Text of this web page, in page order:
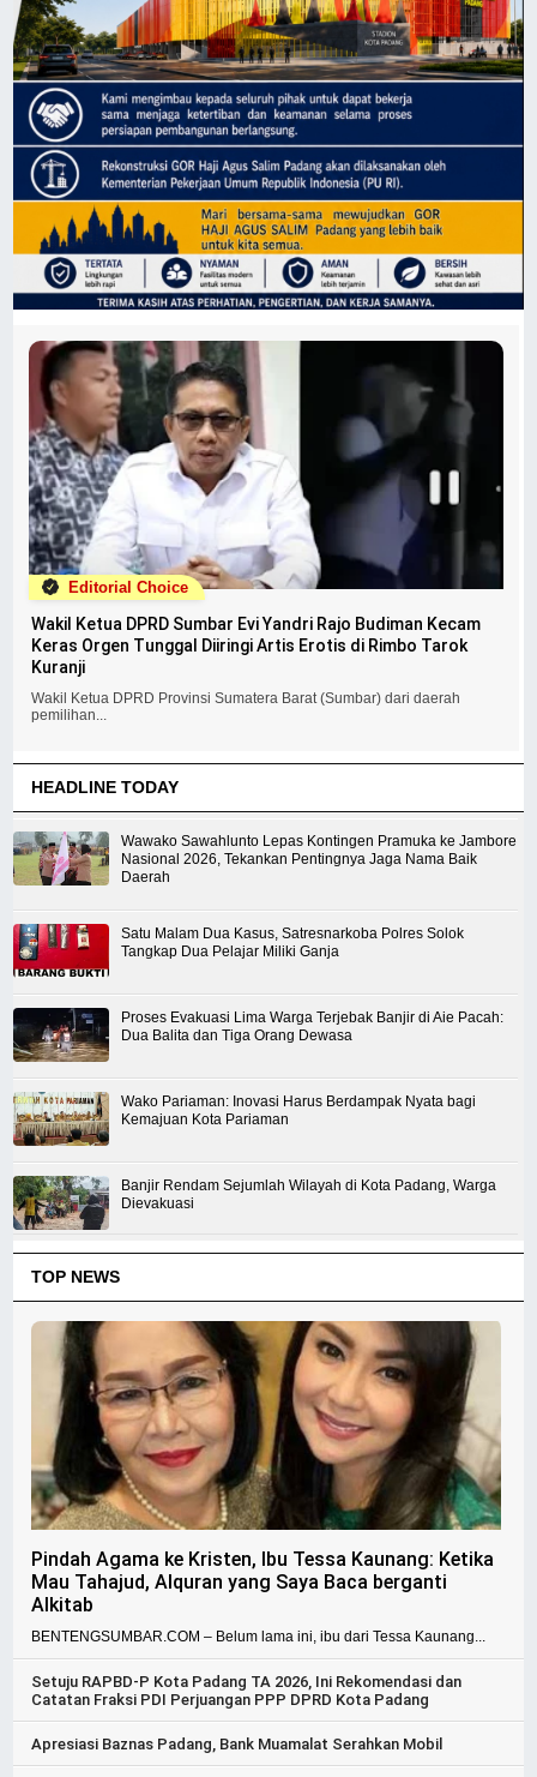
Editorial Choice
Wakil Ketua DPRD Sumbar Evi Yandri Rajo Budiman Kecam
Keras Orgen Tunggal Diiringi Artis Erotis di Rimbo Tarok
Kuranji
Wakil Ketua DPRD Provinsi Sumatera Barat (Sumbar) dari daerah
pemilihan...
HEADLINE TODAY
Wawako Sawahlunto Lepas Kontingen Pramuka ke Jambore
Nasional 2026, Tekankan Pentingnya Jaga Nama Baik
Daerah
Satu Malam Dua Kasus, Satresnarkoba Polres Solok
Tangkap Dua Pelajar Miliki Ganja
Proses Evakuasi Lima Warga Terjebak Banjir di Aie Pacah:
Dua Balita dan Tiga Orang Dewasa
Wako Pariaman: Inovasi Harus Berdampak Nyata bagi
Kemajuan Kota Pariaman
Banjir Rendam Sejumlah Wilayah di Kota Padang, Warga
Dievakuasi
TOP NEWS
Pindah Agama ke Kristen, Ibu Tessa Kaunang: Ketika
Mau Tahajud, Alquran yang Saya Baca berganti
Alkitab
BENTENGSUMBAR.COM – Belum lama ini, ibu dari Tessa Kaunang...
Setuju RAPBD-P Kota Padang TA 2026, Ini Rekomendasi dan
Catatan Fraksi PDI Perjuangan PPP DPRD Kota Padang
Apresiasi Baznas Padang, Bank Muamalat Serahkan Mobil